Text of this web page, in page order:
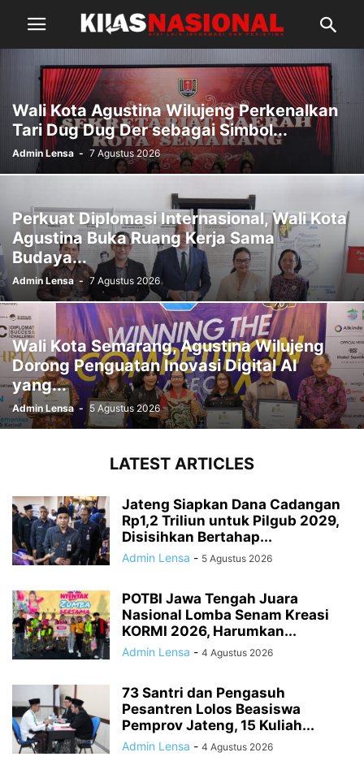
Wali Kota Agustina Wilujeng Perkenalkan
Tari Dug Dug Der sebagai Simbol...
Admin Lensa - 7 Agustus 2026
Perkuat Diplomasi Internasional, Wali Kota
Agustina Buka Ruang Kerja Sama
Budaya...
Admin Lensa - 7 Agustus 2026
Wali Kota Semarang, Agustina Wilujeng
Dorong Penguatan Inovasi Digital AI
yang...
Admin Lensa - 5 Agustus 2026
LATEST ARTICLES
Jateng Siapkan Dana Cadangan
Rp1,2 Triliun untuk Pilgub 2029,
Disisihkan Bertahap...
Admin Lensa - 5 Agustus 2026
POTBI Jawa Tengah Juara
Nasional Lomba Senam Kreasi
KORMI 2026, Harumkan...
Admin Lensa - 4 Agustus 2026
73 Santri dan Pengasuh
Pesantren Lolos Beasiswa
Pemprov Jateng, 15 Kuliah...
Admin Lensa - 4 Agustus 2026